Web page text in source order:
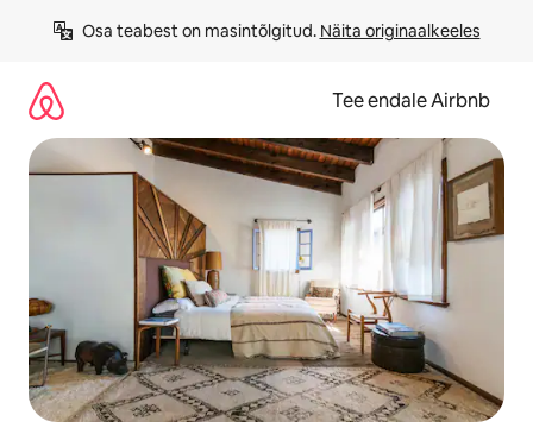
Osa teabest on masintõlgitud. Näita originaalkeeles
Tee endale Airbnb